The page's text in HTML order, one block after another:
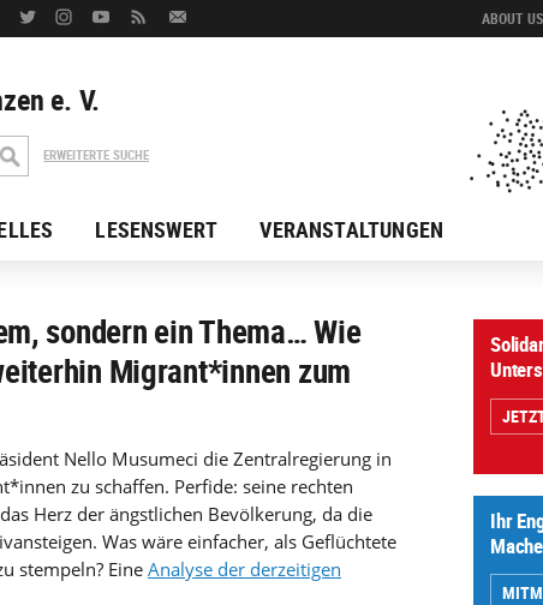
ABOUT
e. V.
ERWEITERTE SUCHE
LESENSWERT VERANSTALTUNGEN
sondern ein Thema… Wie
Migrant*innen zum
Nello Musumeci die Zentralregierung in
zu schaffen. Perfide: seine rechten
Herz der ängstlichen Bevölkerung, da die
Was wäre einfacher, als Geflüchtete
stempeln? Eine Analyse der derzeitigen
Ihr